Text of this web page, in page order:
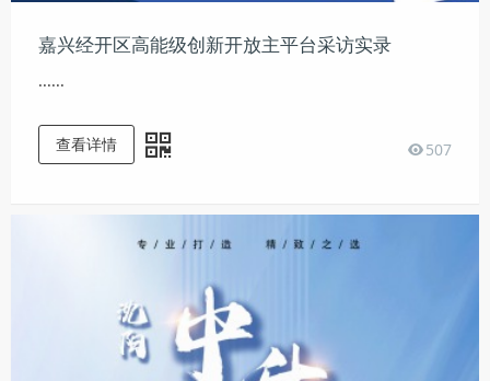
嘉兴经开区高能级创新开放主平台采访实录
......
507
查看详情